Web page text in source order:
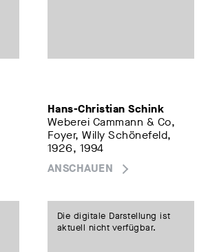
Hans-Christian Schink
Weberei Cammann & Co,
Foyer, Willy Schönefeld,
1926, 1994
ANSCHAUEN
Die digitale Darstellung ist
aktuell nicht verfügbar.